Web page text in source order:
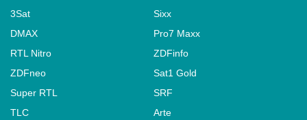
3Sat
Sixx
DMAX
Pro7 Maxx
RTL Nitro
ZDFinfo
ZDFneo
Sat1 Gold
Super RTL
SRF
TLC
Arte